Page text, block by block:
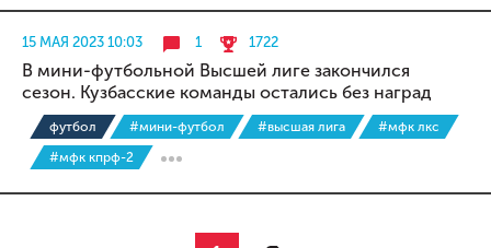
15 МАЯ 2023 10:03 1 1722
В мини-футбольной Высшей лиге закончился
сезон. Кузбасские команды остались без наград
футбол #мини-футбол #высшая лига
#мфк лкс
#мфк кпрф-2